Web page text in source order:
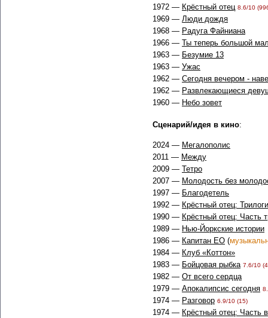
1972 — Крёстный отец 8.6/10
1969 — Люди дождя
1968 — Радуга Файниана
1966 — Ты теперь большой
1963 — Безумие 13
1963 — Ужас
1962 — Сегодня вечером -
1962 — Развлекающиеся
1960 — Небо зовет
Сценарий/идея в кино:
2024 — Мегалополис
2011 — Между
2009 — Тетро
2007 — Молодость без
1997 — Благодетель
1992 — Крёстный отец:
1990 — Крёстный отец: Часть
1989 — Нью-Йоркские истории
1986 — Капитан ЕО (
1984 — Клуб «Коттон»
1983 — Бойцовая рыбка 7.6/10
1982 — От всего сердца
1979 — Апокалипсис сегодня
1974 — Разговор 6.9/10 (15)
1974 — Крёстный отец: Часть